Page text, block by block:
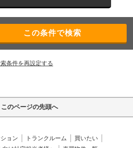
条件を再設定する
このページの先頭へ
ョン トランクルーム
買いたい